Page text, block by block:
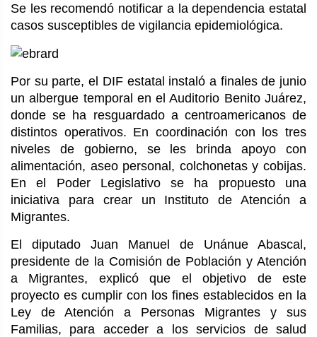
Se les recomendó notificar a la dependencia estatal
casos susceptibles de vigilancia epidemiológica.
Por su parte, el DIF estatal instaló a finales de junio
un albergue temporal en el Auditorio Benito Juárez,
donde se ha resguardado a centroamericanos de
distintos operativos. En coordinación con los tres
niveles de gobierno, se les brinda apoyo con
alimentación, aseo personal, colchonetas y cobijas.
En el Poder Legislativo se ha propuesto una
iniciativa para crear un Instituto de Atención a
Migrantes.
El diputado Juan Manuel de Unánue Abascal,
presidente de la Comisión de Población y Atención
a Migrantes, explicó que el objetivo de este
proyecto es cumplir con los fines establecidos en la
Ley de Atención a Personas Migrantes y sus
Familias, para acceder a los servicios de salud